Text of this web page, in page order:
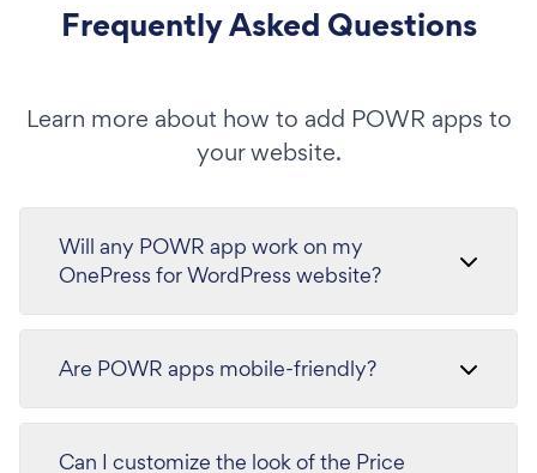
Frequently Asked Questions
Learn more about how to add POWR apps to
your website.
Will any POWR app work on my
OnePress for WordPress website?
Are POWR apps mobile-friendly?
Can I customize the look of the Price